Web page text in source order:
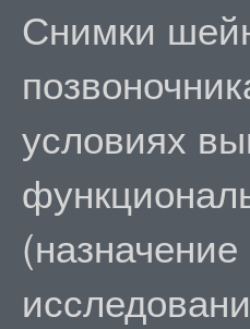
Снимки
условиях
(назначение